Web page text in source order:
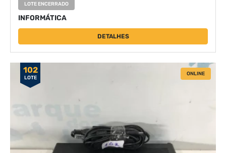
LOTE ENCERRADO
INFORMÁTICA
DETALHES
102
LOTE
ONLINE